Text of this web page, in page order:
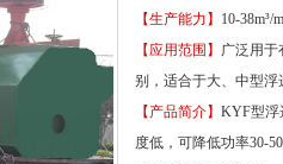
【生产能力】 10-38m³/
【应用范围】 广泛用于
别，适合于大、中型浮
【产品简介】 KYF型浮
度低，可降低功率30-